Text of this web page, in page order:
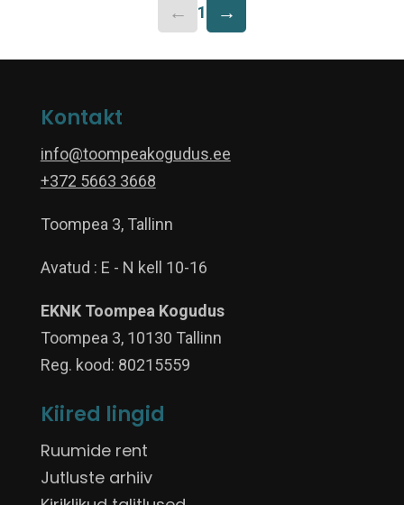
← 1 →
Kontakt
info@toompeakogudus.ee
+372 5663 3668
Toompea 3, Tallinn
Avatud : E - N kell 10-16
EKNK Toompea Kogudus
Toompea 3, 10130 Tallinn
Reg. kood: 80215559
Kiired lingid
Ruumide rent
Jutluste arhiiv